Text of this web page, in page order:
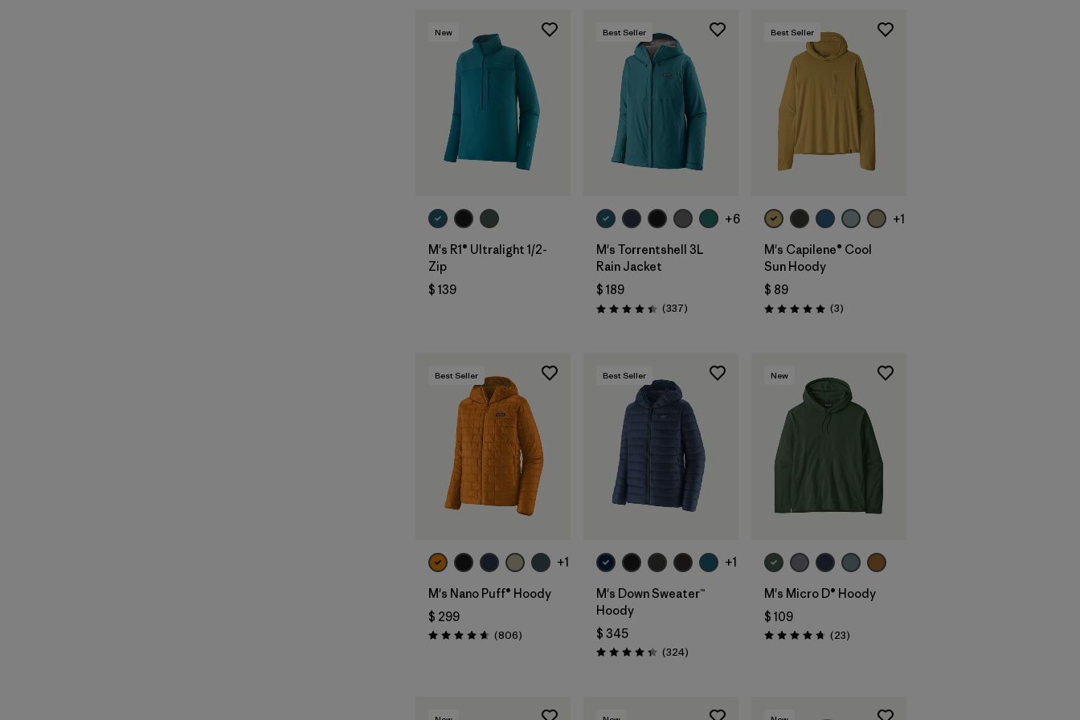
New
M's R1® Ultralight 1/2-
Zip
$ 139
Best Seller
+6
M's Torrentshell 3L
Rain Jacket
$ 189
Valoración: 4.4 / 5
(337Comentarios
)
Best Seller
+1
M's Capilene® Cool
Sun Hoody
$ 89
Valoración: 5.0 / 5
(3Comentarios
)
Best Seller
+1
M's Nano Puff® Hoody
$ 299
Valoración: 4.6 / 5
(806Comentarios
)
Best Seller
+1
M's Down Sweater™
Hoody
$ 345
Valoración: 4.4 / 5
(324Comentarios
)
New
M's Micro D® Hoody
$ 109
Valoración: 4.7 / 5
(23Comentarios
)